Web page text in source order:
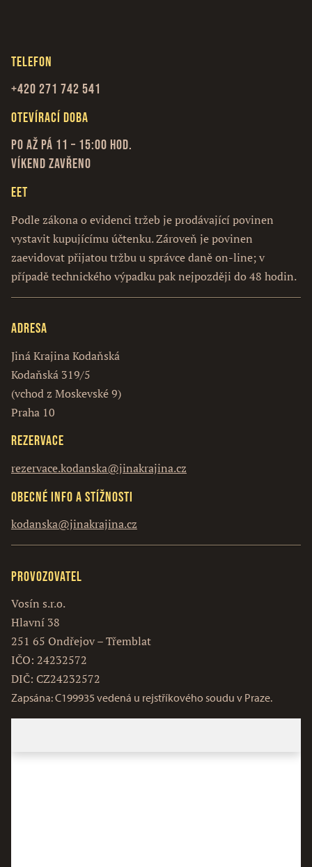
Telefon
+420 271 742 541
Otevírací doba
Po až Pá 11 – 15:00 hod.
Víkend zavřeno
EET
Podle zákona o evidenci tržeb je prodávající povinen
vystavit kupujícímu účtenku. Zároveň je povinen
zaevidovat přijatou tržbu u správce daně on-line; v
případě technického výpadku pak nejpozději do 48 hodin.
Adresa
Jiná Krajina Kodaňská
Kodaňská 319/5
(vchod z Moskevské 9)
Praha 10
Rezervace
rezervace.kodanska@jinakrajina.cz
Obecné info a stížnosti
kodanska@jinakrajina.cz
Provozovatel
Vosín s.r.o.
Hlavní 38
251 65 Ondřejov – Třemblat
IČO: 24232572
DIČ: CZ24232572
Zapsána: C199935 vedená u rejstříkového soudu v Praze.